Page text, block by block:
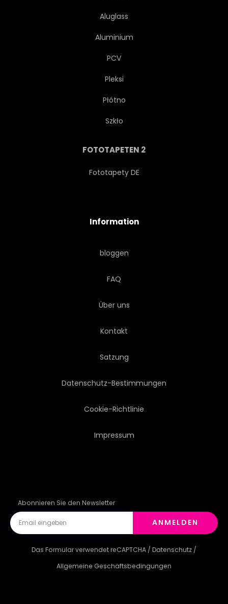
Aluglass
Aluminium
PCV
Pleksi
Płótno
Szkło
FOTOTAPETEN 2
Fototapety DE
Information
bloggen
FAQ
Über uns
Kontakt
Satzung
Datenschutz-Bestimmungen
Cookie-Richtlinie
Impressum
Abonnieren Sie den Newsletter
ANMELDEN
Das Formular verwendet reCAPTCHA / Datenschutz /
Allgemeine Geschäftsbedingungen